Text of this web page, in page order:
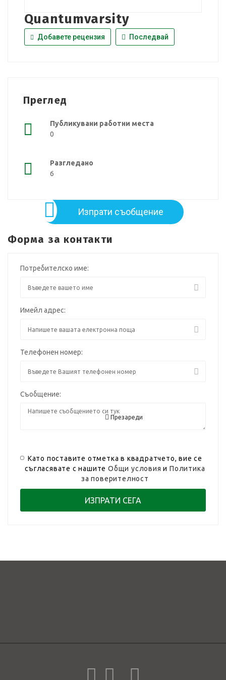
Quantumvarsity
Добавете рецензия Последвай
Преглед
Публикувани работни места
0
Разгледано
6
Изпрати съобщение
Форма за контакти
Потребителско име:
Имейл адрес:
Телефонен номер:
Съобщение:
Презареди
Като поставите отметка в квадратчето, вие се
съгласявате с нашитеОбщи условия иПолитика
за поверителност